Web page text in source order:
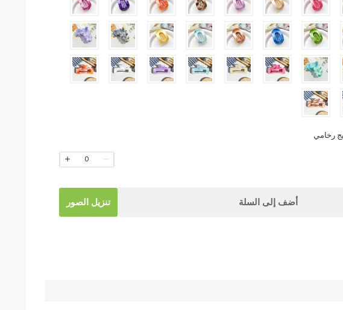
0
أضف إلى السلة تنزيل الصور